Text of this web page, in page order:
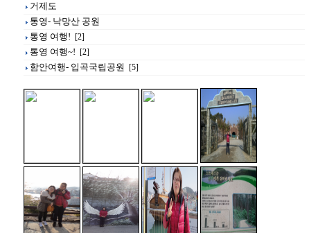
거제도
통영- 낙망산 공원
통영 여행! [2]
통영 여행~! [2]
함안여행- 입곡국립공원 [5]